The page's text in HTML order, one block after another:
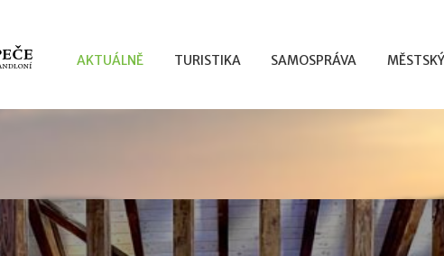
AKTUÁLNĚ TURISTIKA SAMOSPRÁVA